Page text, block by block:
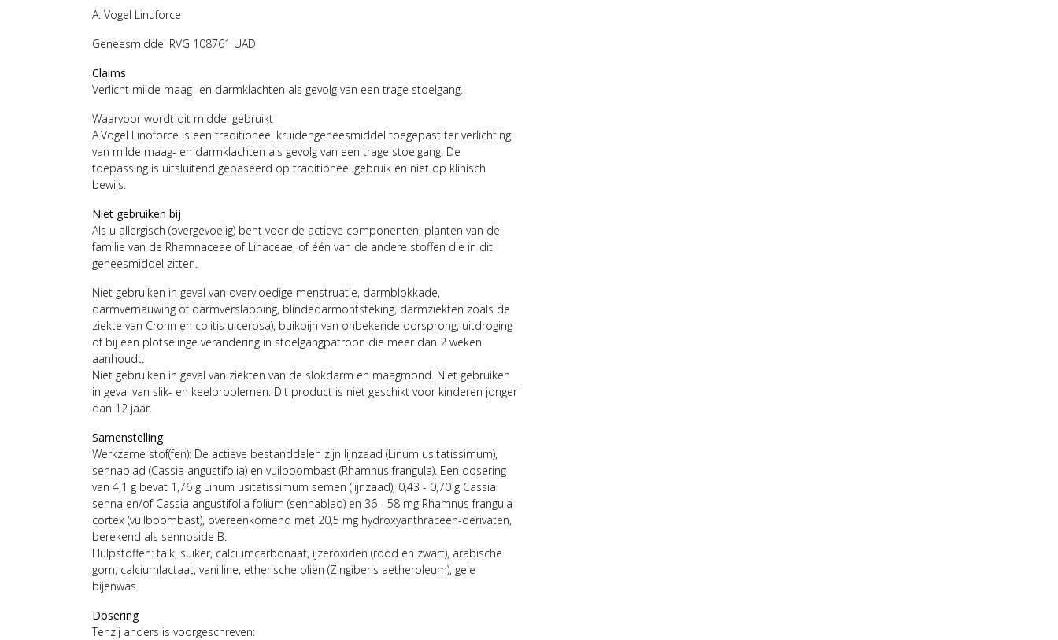
A. Vogel Linuforce
Geneesmiddel RVG 108761 UAD
Claims
Verlicht milde maag- en darmklachten als gevolg van een trage stoelgang.
Waarvoor wordt dit middel gebruikt
A.Vogel Linoforce is een traditioneel kruidengeneesmiddel toegepast ter verlichting
van milde maag- en darmklachten als gevolg van een trage stoelgang. De
toepassing is uitsluitend gebaseerd op traditioneel gebruik en niet op klinisch
bewijs.
Niet gebruiken bij
Als u allergisch (overgevoelig) bent voor de actieve componenten, planten van de
familie van de Rhamnaceae of Linaceae, of één van de andere stoffen die in dit
geneesmiddel zitten.
Niet gebruiken in geval van overvloedige menstruatie, darmblokkade,
darmvernauwing of darmverslapping, blindedarmontsteking, darmziekten zoals de
ziekte van Crohn en colitis ulcerosa), buikpijn van onbekende oorsprong, uitdroging
of bij een plotselinge verandering in stoelgangpatroon die meer dan 2 weken
aanhoudt.
Niet gebruiken in geval van ziekten van de slokdarm en maagmond. Niet gebruiken
in geval van slik- en keelproblemen. Dit product is niet geschikt voor kinderen jonger
dan 12 jaar.
Samenstelling
Werkzame stof(fen): De actieve bestanddelen zijn lijnzaad (Linum usitatissimum),
sennablad (Cassia angustifolia) en vuilboombast (Rhamnus frangula). Een dosering
van 4,1 g bevat 1,76 g Linum usitatissimum semen (lijnzaad), 0,43 - 0,70 g Cassia
senna en/of Cassia angustifolia folium (sennablad) en 36 - 58 mg Rhamnus frangula
cortex (vuilboombast), overeenkomend met 20,5 mg hydroxyanthraceen-derivaten,
berekend als sennoside B.
Hulpstoffen: talk, suiker, calciumcarbonaat, ijzeroxiden (rood en zwart), arabische
gom, calciumlactaat, vanilline, etherische oliën (Zingiberis aetheroleum), gele
bijenwas.
Dosering
Tenzij anders is voorgeschreven: